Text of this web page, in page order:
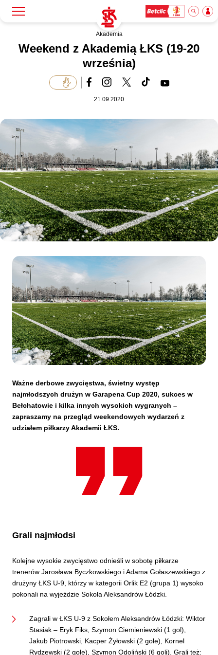
Klub
Akademia
Biznes
Dla mediów
Kibice
SKLEP KUP BILET
Akademia
Weekend z Akademią ŁKS (19-20
września)
21.09.2020
Ważne derbowe zwycięstwa, świetny występ
najmłodszych drużyn w Garapena Cup 2020, sukces w
Bełchatowie i kilka innych wysokich wygranych –
zapraszamy na przegląd weekendowych wydarzeń z
udziałem piłkarzy Akademii ŁKS.
Grali najmłodsi
Kolejne wysokie zwycięstwo odnieśli w sobotę piłkarze
trenerów Jarosława Byczkowskiego i Adama Gołaszewskiego z
drużyny ŁKS U-9, którzy w kategorii Orlik E2 (grupa 1) wysoko
pokonali na wyjeździe Sokoła Aleksandrów Łódzki.
Zagrali w ŁKS U-9 z Sokołem Aleksandrów Łódzki: Wiktor
Stasiak – Eryk Fiks, Szymon Ciemieniewski (1 gol),
Jakub Piotrowski, Kacper Żyłowski (2 gole), Kornel
Rydzewski (2 gole), Szymon Odoliński (6 goli). Grali też: